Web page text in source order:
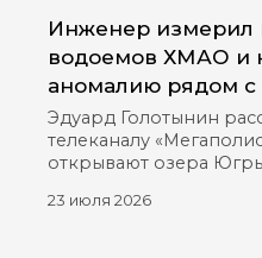
Инженер измерил
водоемов ХМАО и
аномалию рядом с
Эдуард Голотынин
телеканалу
открывают озера
23 июля 2026